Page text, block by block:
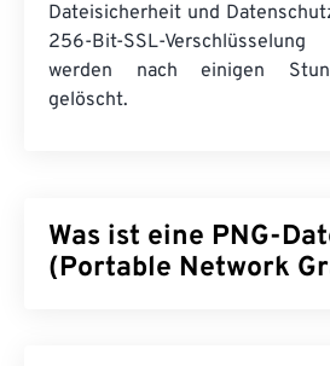
Dateisicherheit und
256-Bit-SSL-
werden nach einigen
gelöscht.
Was ist eine PNG-
(Portable Network